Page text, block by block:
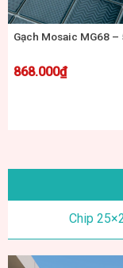
Gạch Mosaic MG68 –
868.000₫
Chip